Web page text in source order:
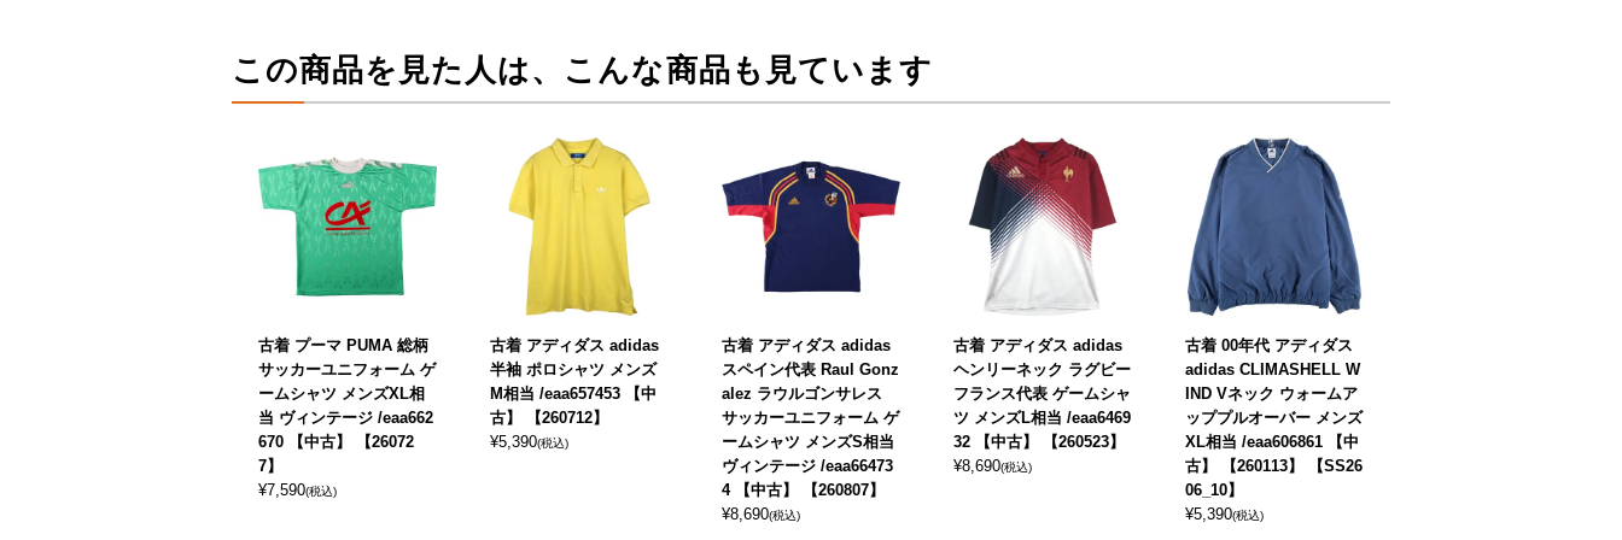
この商品を見た人は、こんな商品も見ています
古着 プーマ PUMA 総柄
サッカーユニフォーム ゲ
ームシャツ メンズXL相
当 ヴィンテージ /eaa662
670 【中古】 【26072
7】
¥7,590(税込)
古着 アディダス adidas
半袖 ポロシャツ メンズ
M相当 /eaa657453 【中
古】 【260712】
¥5,390(税込)
古着 アディダス adidas
スペイン代表 Raul Gonz
alez ラウルゴンサレス
サッカーユニフォーム ゲ
ームシャツ メンズS相当
ヴィンテージ /eaa66473
4 【中古】 【260807】
¥8,690(税込)
古着 アディダス adidas
ヘンリーネック ラグビー
フランス代表 ゲームシャ
ツ メンズL相当 /eaa6469
32 【中古】 【260523】
¥8,690(税込)
古着 00年代 アディダス
adidas CLIMASHELL W
IND Vネック ウォームア
ッププルオーバー メンズ
XL相当 /eaa606861 【中
古】 【260113】 【SS26
06_10】
¥5,390(税込)